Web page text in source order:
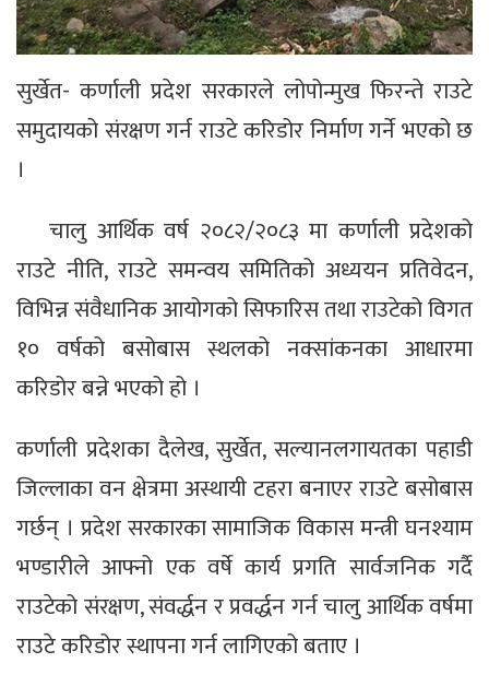
सुर्खेत- कर्णाली प्रदेश सरकारले लोपोन्मुख फिरन्ते राउटे
समुदायको संरक्षण गर्न राउटे करिडोर निर्माण गर्ने भएको छ
।
चालु आर्थिक वर्ष २०८२/२०८३ मा कर्णाली प्रदेशको
राउटे नीति, राउटे समन्वय समितिको अध्ययन प्रतिवेदन,
विभिन्न संवैधानिक आयोगको सिफारिस तथा राउटेको विगत
१० वर्षको बसोबास स्थलको नक्सांकनका आधारमा
करिडोर बन्ने भएको हो ।
कर्णाली प्रदेशका दैलेख, सुर्खेत, सल्यानलगायतका पहाडी
जिल्लाका वन क्षेत्रमा अस्थायी टहरा बनाएर राउटे बसोबास
गर्छन् । प्रदेश सरकारका सामाजिक विकास मन्त्री घनश्याम
भण्डारीले आफ्नो एक वर्षे कार्य प्रगति सार्वजनिक गर्दै
राउटेको संरक्षण, संवर्द्धन र प्रवर्द्धन गर्न चालु आर्थिक वर्षमा
राउटे करिडोर स्थापना गर्न लागिएको बताए ।